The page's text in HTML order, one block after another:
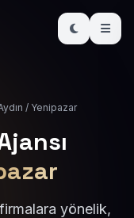
/ Yenipazar
yönelik,